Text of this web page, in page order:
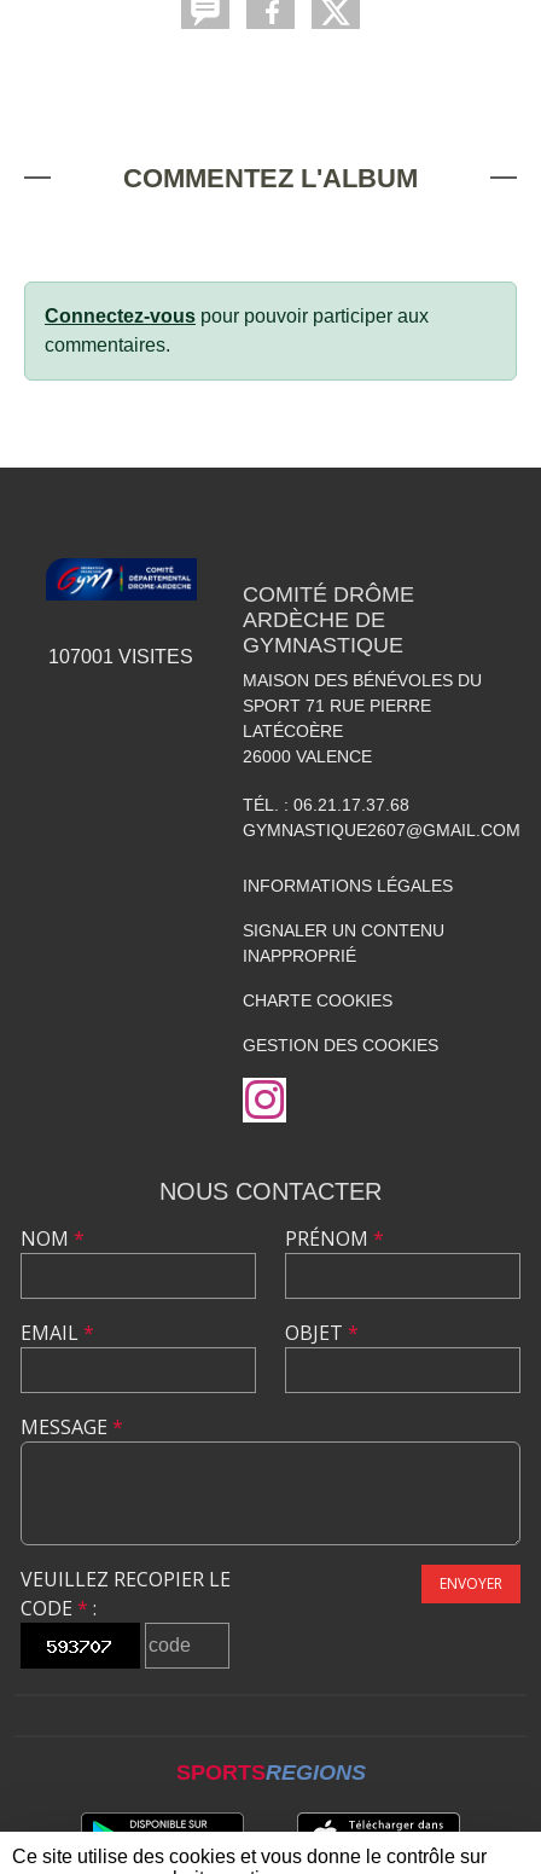
COMMENTEZ L'ALBUM
Connectez-vous pour pouvoir participer aux
commentaires.
107001 VISITES
COMITÉ DRÔME
ARDÈCHE DE
GYMNASTIQUE
MAISON DES BÉNÉVOLES DU
SPORT 71 RUE PIERRE
LATÉCOÈRE
26000 VALENCE
TÉL. : 06.21.17.37.68
GYMNASTIQUE2607@GMAIL.COM
INFORMATIONS LÉGALES
SIGNALER UN CONTENU
INAPPROPRIÉ
CHARTE COOKIES
GESTION DES COOKIES
NOUS CONTACTER
NOM *
EMAIL*
PRÉNOM *
OBJET *
MESSAGE *
VEUILLEZ RECOPIER LE
CODE * :
ENVOYER
SPORTSREGIONS
Ce site utilise des cookies et vous donne le contrôle sur